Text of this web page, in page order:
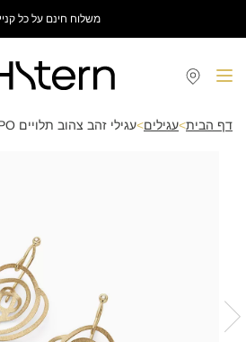
משלוח חינם על כל
דף הבית>עגילים>עגילי זהב צהוב תלויים GRUPO CORPO